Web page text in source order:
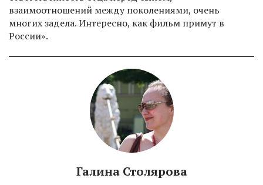
взаимоотношений между поколениями, очень
многих задела. Интересно, как фильм примут в
России».
Галина Столярова